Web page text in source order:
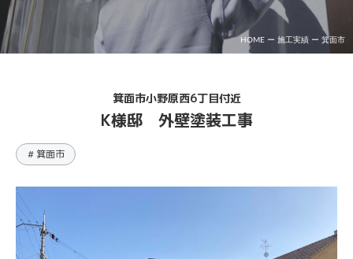
HOME ー 施工実績 ー 箕面市
箕面市小野原西6丁目付近
K様邸 外壁塗装工事
# 箕面市